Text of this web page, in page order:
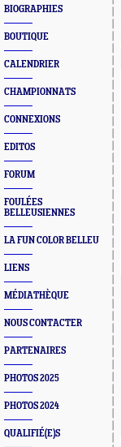
BIOGRAPHIES
BOUTIQUE
CALENDRIER
CHAMPIONNATS
CONNEXIONS
EDITOS
FORUM
FOULÉES
BELLEUSIENNES
LA FUN COLOR BELLEU
LIENS
MÉDIATHÈQUE
NOUS CONTACTER
PARTENAIRES
PHOTOS 2025
PHOTOS 2024
QUALIFIÉ(E)S